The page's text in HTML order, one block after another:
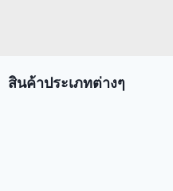
สินค้าประเภทต่างๆ